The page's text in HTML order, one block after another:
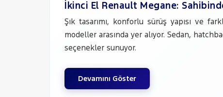
İkinci El Renault Megane:
Şık tasarımı, konforlu sürüş yapısı ve
modeller arasında yer alıyor. Sedan,
seçenekler sunuyor.
Devamını Göster